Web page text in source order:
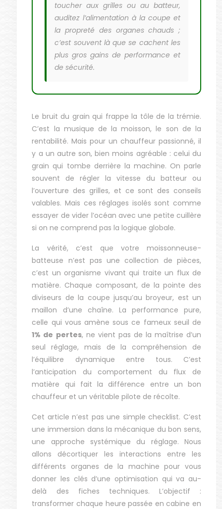
toucher aux grilles ou au batteur,
auditez l’alimentation à la coupe et
la propreté des organes chauds ;
c’est souvent là que se cachent les
plus gros gains de performance et
de sécurité.
Le bruit du grain qui frappe la tôle de la trémie.
C’est la musique de la moisson, le son de la
rentabilité. Mais pour un chauffeur passionné, il
y a un autre son, bien moins agréable : celui du
grain qui tombe derrière la machine. On parle
souvent de régler la vitesse du batteur ou
l’ouverture des grilles, et ce sont des conseils
valables. Mais ces réglages isolés sont comme
essayer de vider l’océan avec une petite cuillère
si on ne comprend pas la logique globale.
La vérité, c’est que votre moissonneuse-
batteuse n’est pas une collection de pièces,
c’est un organisme vivant qui traite un flux de
matière. Chaque composant, de la pointe des
diviseurs de la coupe jusqu’au broyeur, est un
maillon d’une chaîne. La performance pure,
celle qui vous amène sous ce fameux seuil de
1% de pertes, ne vient pas de la maîtrise d’un
seul réglage, mais de la compréhension de
l’équilibre dynamique entre tous. C’est
l’anticipation du comportement du flux de
matière qui fait la différence entre un bon
chauffeur et un véritable pilote de récolte.
Cet article n’est pas une simple checklist. C’est
une immersion dans la mécanique du bon sens,
une approche systémique du réglage. Nous
allons décortiquer les interactions entre les
différents organes de la machine pour vous
donner les clés d’une optimisation qui va au-
delà des fiches techniques. L’objectif :
transformer chaque heure passée en cabine en